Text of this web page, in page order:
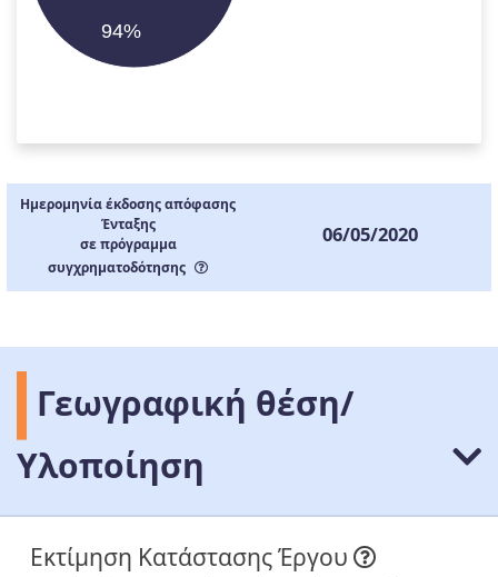
94%
Ημερομηνία έκδοσης απόφασης
Ένταξης
σε πρόγραμμα
συγχρηματοδότησης
06/05/2020
Γεωγραφική θέση/
Υλοποίηση
Εκτίμηση Κατάστασης Έργου